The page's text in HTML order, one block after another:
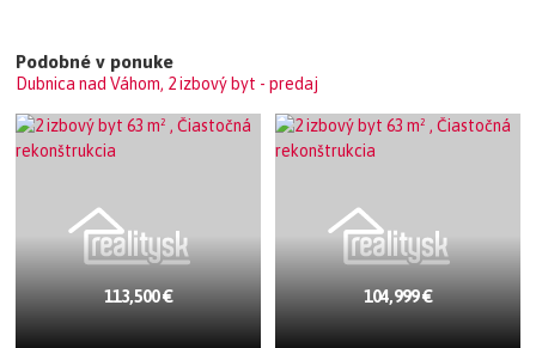
Podobné v ponuke
Dubnica nad Váhom, 2 izbový byt - predaj
113,500 € 104,999 €